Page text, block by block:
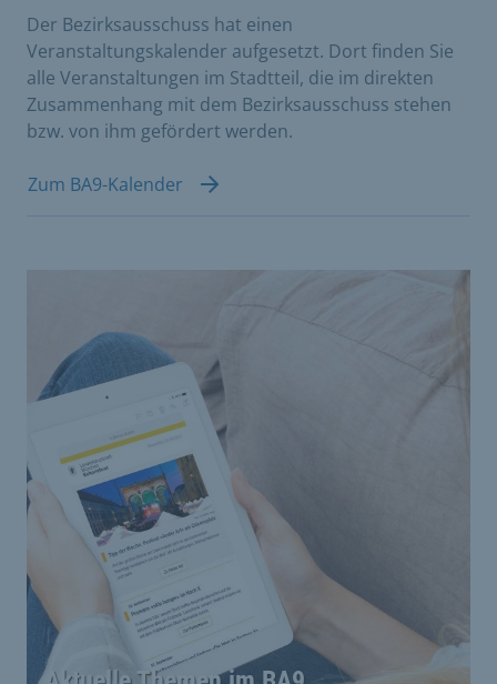
Der Bezirksausschuss hat einen
Veranstaltungskalender aufgesetzt. Dort finden Sie
alle Veranstaltungen im Stadtteil, die im direkten
Zusammenhang mit dem Bezirksausschuss stehen
bzw. von ihm gefördert werden.
Zum BA9-Kalender